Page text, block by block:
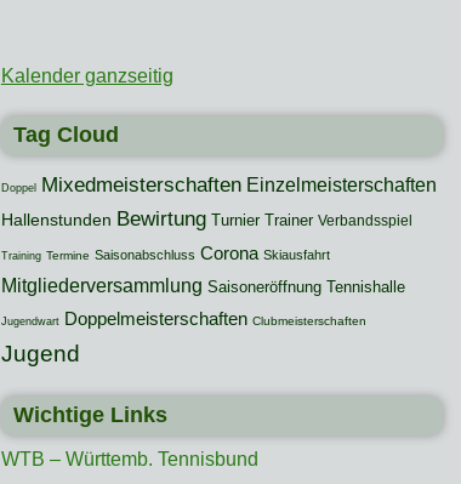
Kalender ganzseitig
Tag Cloud
Doppel Mixedmeisterschaften Einzelmeisterschaften
Hallenstunden Bewirtung Turnier Trainer Verbandsspiel
Training Termine Saisonabschluss Corona Skiausfahrt
Mitgliederversammlung Saisoneröffnung Tennishalle
Jugendwart Doppelmeisterschaften Clubmeisterschaften
Jugend
Wichtige Links
WTB – Württemb. Tennisbund